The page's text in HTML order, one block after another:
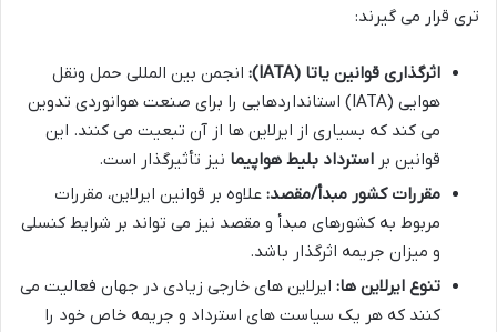
تری قرار می گیرند:
اثرگذاری قوانین یاتا (IATA):
انجمن بین المللی حمل ونقل
هوایی (IATA) استانداردهایی را برای صنعت هوانوردی تدوین
می کند که بسیاری از ایرلاین ها از آن تبعیت می کنند. این
قوانین بر استرداد بلیط هواپیما نیز تأثیرگذار است.
مقررات کشور مبدأ/مقصد: علاوه بر قوانین ایرلاین، مقررات
مربوط به کشورهای مبدأ و مقصد نیز می تواند بر شرایط کنسلی
و میزان جریمه اثرگذار باشد.
تنوع ایرلاین ها: ایرلاین های خارجی زیادی در جهان فعالیت می
کنند که هر یک سیاست های استرداد و جریمه خاص خود را